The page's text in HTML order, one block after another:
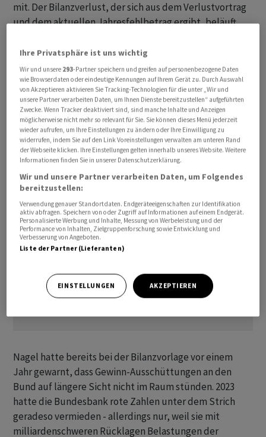
mit. Der Bilanzverlust, der sich aus dem Verlustvortrag
und dem aktuellen Jahresfehlbetrag ergibt, beläuft
Die Belastungen der Bundesbank seien vorübergehend,
betonte Nagel. «Künftige Jahresüberschüsse werden
wir nutzen, um den aufgelaufenen Bilanzverlust aus
eigener Kraft ab- und die notwendige Risikovorsorge
aufzubauen.» Auch mit einem Bilanzverlust könne die
Bundesbank ihre Aufgaben vollumfänglich erfüllen. Sie
habe eine solide Bilanz.
Nagel hatte bereits bei der Bilanzvorlage vor einem
Jahr gewarnt, dass Gewinn-Ausschüttungen an den
Bund auf längere Sicht nicht im Raum stünden. 2023
hatte die Bundesbank rote Zahlen unter dem Strich
geradeso vermieden - allerdings nur, weil sie mit
milliardenschweren Rücklagen Belastungen der
Ihre Privatsphäre ist uns wichtig
Wir und unsere 293-Partner speichern und greifen auf personenbezogene Daten
wie Browserdaten oder eindeutige Kennungen auf Ihrem Gerät zu. Durch Auswahl
von Akzeptieren aktivieren Sie Tracking-Technologien für die unter „Wir und
unsere Partner verarbeiten Daten, um Ihnen Dienste bereitzustellen“ aufgeführten
Zwecke. Wenn Tracker deaktiviert sind, sind manche Inhalte und Anzeigen
möglicherweise nicht mehr so relevant für Sie. Sie können dieses Menü jederzeit
wieder aufrufen, um Ihre Einstellungen zu ändern oder Ihre Einwilligung zu
widerrufen, indem Sie auf den Link Voreinstellungen verwalten am unteren Rand
der Webseite klicken. Ihre Einstellungen gelten innerhalb unseres Website. Weitere
Informationen finden Sie in unserer Datenschutzerklärung.
Wir und unsere Partner verarbeiten Daten, um Folgendes
bereitzustellen:
Verwendung genauer Standortdaten. Endgeräteeigenschaften zur Identifikation
aktiv abfragen. Speichern von oder Zugriff auf Informationen auf einem Endgerät.
Personalisierte Werbung und Inhalte, Messung von Werbeleistung und der
Performance von Inhalten, Zielgruppenforschung sowie Entwicklung und
Verbesserung von Angeboten.
Liste der Partner (Lieferanten)
EINSTELLUNGEN AKZEPTIEREN